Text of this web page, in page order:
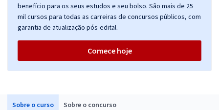
Sobre o curso Sobre o concurso
benefício para os seus estudos e seu bolso. São mais de 25
mil cursos para todas as carreiras de concursos públicos, com
garantia de atualização pós-edital.
Comece hoje